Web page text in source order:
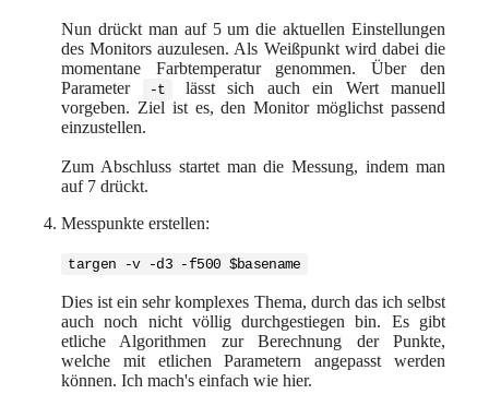
Nun drückt man auf 5 um die aktuellen Einstellungen
des Monitors auzulesen. Als Weißpunkt wird dabei die
momentane Farbtemperatur genommen. Über den
Parameter
-t
lässt sich auch ein Wert manuell
vorgeben. Ziel ist es, den Monitor möglichst passend
einzustellen.
Zum Abschluss startet man die Messung, indem man
auf 7 drückt.
Messpunkte erstellen:
targen -v -d3 -f500 $basename
Dies ist ein sehr komplexes Thema, durch das ich selbst
auch noch nicht völlig durchgestiegen bin. Es gibt
etliche Algorithmen zur Berechnung der Punkte,
welche mit etlichen Parametern angepasst werden
können. Ich mach's einfach wie hier.